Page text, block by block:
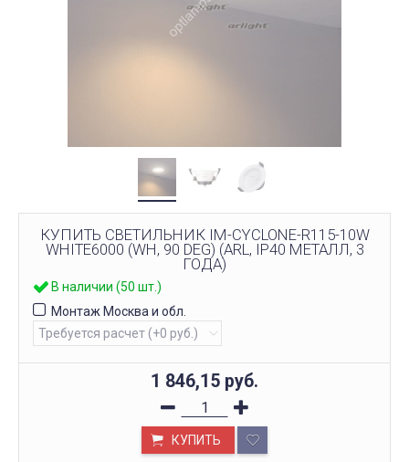
КУПИТЬ СВЕТИЛЬНИК IM-CYCLONE-R115-10W
WHITE6000 (WH, 90 DEG) (ARL, IP40 МЕТАЛЛ, 3
ГОДА)
В наличии (50 шт.)
Монтаж Москва и обл.
1 846,15 руб.
КУПИТЬ